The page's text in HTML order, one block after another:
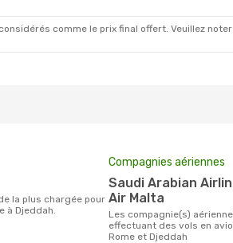
comme le prix final offert. Veuillez
à Djeddah.
Compagnies aériennes
Saudi Arabian Airlines, Wizz
Air Malta
Les compagnie(s) aérienne(s)
effectuant des vols en
Rome et Djeddah